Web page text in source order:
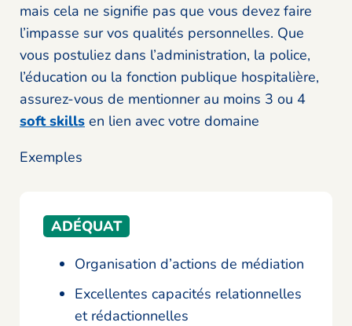
mais cela ne signifie pas que vous devez faire
l’impasse sur vos qualités personnelles. Que
vous postuliez dans l’administration, la police,
l’éducation ou la fonction publique hospitalière,
assurez-vous de mentionner au moins 3 ou 4
soft skills en lien avec votre domaine
Exemples
ADÉQUAT
Organisation d’actions de médiation
Excellentes capacités relationnelles
et rédactionnelles